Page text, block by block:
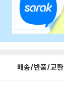
배송/반품/교환